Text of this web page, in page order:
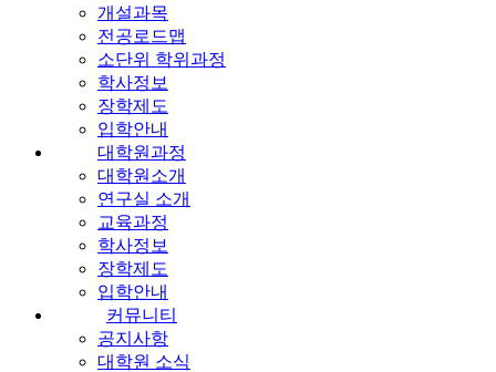
개설과목
전공로드맵
소단위 학위과정
학사정보
장학제도
입학안내
대학원과정
대학원소개
연구실 소개
교육과정
학사정보
장학제도
입학안내
커뮤니티
공지사항
대학원 소식